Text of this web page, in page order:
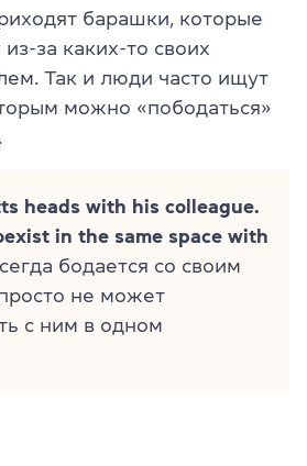
барашки, которые
за каких-то своих
Так и люди часто ищут
можно «пободаться»
heads with his colleague.
in the same space with
бодается со своим
не может
с ним в одном